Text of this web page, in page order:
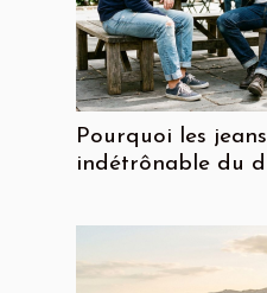
Pourquoi les
indétrônable du